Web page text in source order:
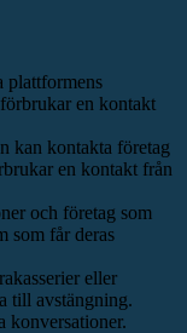
plattformens
en kontakt
kan kontakta företag
en kontakt från
och företag som
som får deras
eller
till avstängning.
konversationer.